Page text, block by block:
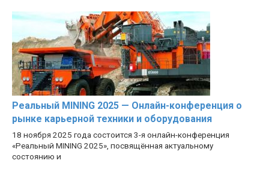
Реальный MINING 2025 — Онлайн-конференция о
рынке карьерной техники и оборудования
18 ноября 2025 года состоится 3-я онлайн-конференция
«Реальный MINING 2025», посвящённая актуальному
состоянию и